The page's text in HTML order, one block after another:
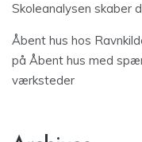
Skoleanalysen skaber
Åbent hus hos
på Åbent hus med
værksteder